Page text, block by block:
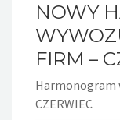
NOWY
FIRM –
Harmonogram
CZERWIEC